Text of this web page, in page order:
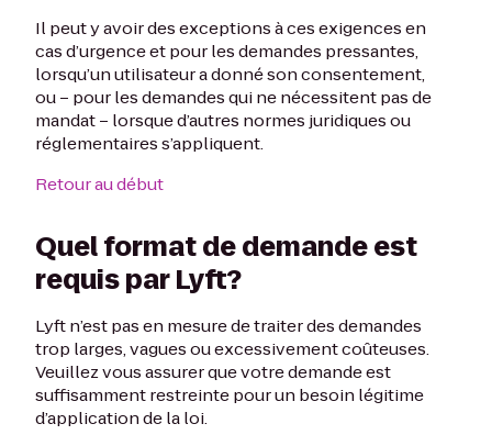
Il peut y avoir des exceptions à ces exigences en
cas d’urgence et pour les demandes pressantes,
lorsqu’un utilisateur a donné son consentement,
ou – pour les demandes qui ne nécessitent pas de
mandat – lorsque d’autres normes juridiques ou
réglementaires s’appliquent.
Retour au début
Quel format de demande est
requis par Lyft?
Lyft n’est pas en mesure de traiter des demandes
trop larges, vagues ou excessivement coûteuses.
Veuillez vous assurer que votre demande est
suffisamment restreinte pour un besoin légitime
d’application de la loi.